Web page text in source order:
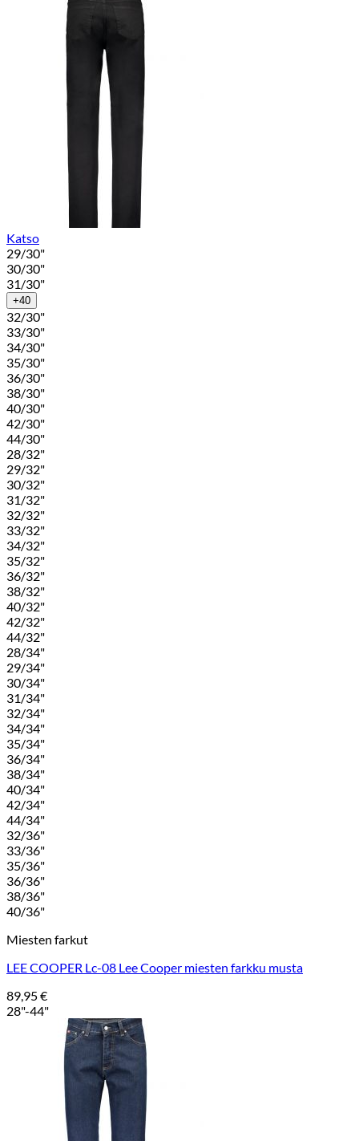
Katso
29/30"
30/30"
31/30"
+40
32/30"
33/30"
34/30"
35/30"
36/30"
38/30"
40/30"
42/30"
44/30"
28/32"
29/32"
30/32"
31/32"
32/32"
33/32"
34/32"
35/32"
36/32"
38/32"
40/32"
42/32"
44/32"
28/34"
29/34"
30/34"
31/34"
32/34"
34/34"
35/34"
36/34"
38/34"
40/34"
42/34"
44/34"
32/36"
33/36"
35/36"
36/36"
38/36"
40/36"
Miesten farkut
LEE COOPER Lc-08 Lee Cooper miesten farkku musta
89,95€
28"-44"